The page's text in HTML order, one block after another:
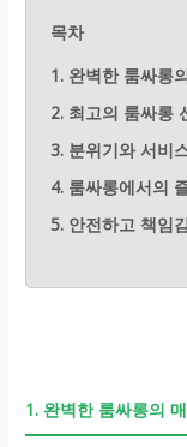
목차
1. 완벽한 룸싸롱
2. 최고의 룸싸롱
3. 분위기와 서비
4. 룸싸롱에서의
5. 안전하고 책임
1. 완벽한 룸싸롱의